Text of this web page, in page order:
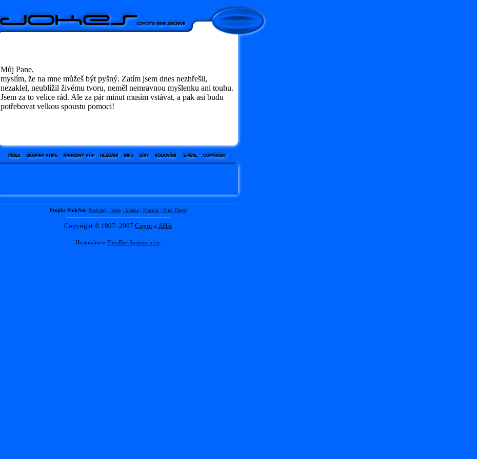
Můj Pane,
myslím, že na mne můžeš být pyšný. Zatím jsem dnes nezhřešil,
nezaklel, neublížil živému tvoru, neměl nemravnou myšlenku ani touhu.
Jsem za to velice rád. Ale za pár minut musím vstávat, a pak asi budu
potřebovat velkou spoustu pomoci!
Projekt PinkNet: Postcard| Jokes| Alenka| Fractals| Pink Floyd
Copyright © 1997–2007 Coyot aAHA
Hostováno u FlexiBee Systems s.r.o.